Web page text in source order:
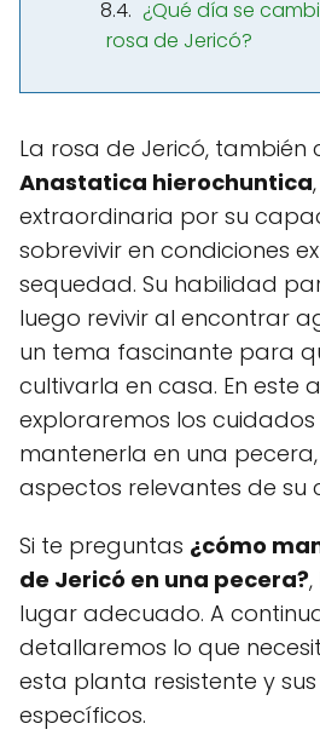
¿Qué día se
rosa de Jericó?
La rosa de Jericó,
Anastatica hierochuntica
extraordinaria por su
sobrevivir en condiciones
sequedad. Su habilidad
luego revivir al encontrar
un tema fascinante para
cultivarla en casa. En este
exploraremos los
mantenerla en una
aspectos relevantes de su
Si te preguntas ¿cómo
de Jericó en una pecera?
lugar adecuado. A
detallaremos lo que
esta planta resistente y
específicos.